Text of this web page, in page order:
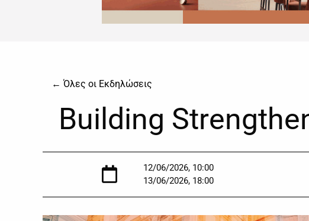
← Όλες οι Εκδηλώσεις
Building
12/06/2026, 10:00
13/06/2026, 18:00